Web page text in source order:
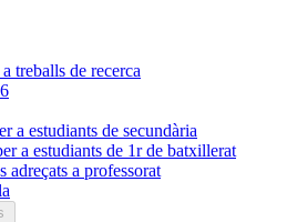
treballs de recerca
a estudiants de secundària
a estudiants de 1r de batxillerat
adreçats a professorat